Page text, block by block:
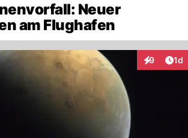
Neuer
am Flughafen
9 1d